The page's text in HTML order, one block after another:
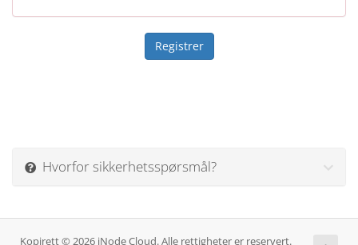
Hvorfor sikkerhetsspørsmål?
Kopirett © 2026 iNode Cloud. Alle rettigheter er reservert.